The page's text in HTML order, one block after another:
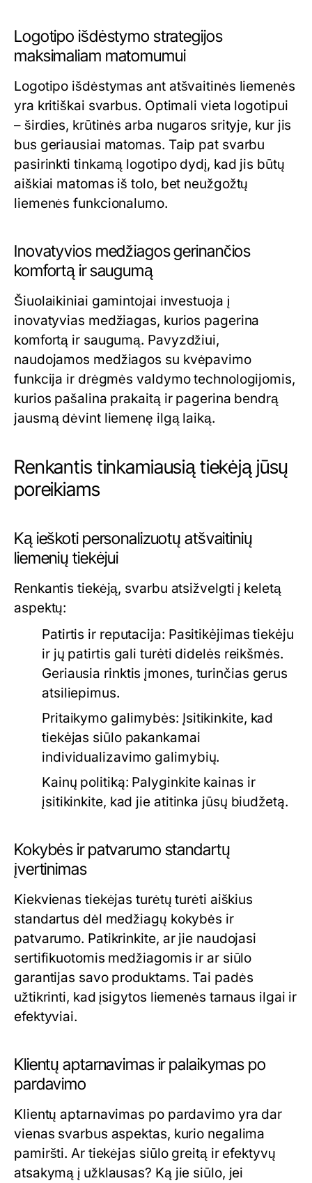
Logotipo išdėstymo strategijos
maksimaliam matomumui
Logotipo išdėstymas ant atšvaitinės liemenės
yra kritiškai svarbus. Optimali vieta logotipui
– širdies, krūtinės arba nugaros srityje, kur jis
bus geriausiai matomas. Taip pat svarbu
pasirinkti tinkamą logotipo dydį, kad jis būtų
aiškiai matomas iš tolo, bet neužgožtų
liemenės funkcionalumo.
Inovatyvios medžiagos gerinančios
komfortą ir saugumą
Šiuolaikiniai gamintojai investuoja į
inovatyvias medžiagas, kurios pagerina
komfortą ir saugumą. Pavyzdžiui,
naudojamos medžiagos su kvėpavimo
funkcija ir drėgmės valdymo technologijomis,
kurios pašalina prakaitą ir pagerina bendrą
jausmą dėvint liemenę ilgą laiką.
Renkantis tinkamiausią tiekėją jūsų
poreikiams
Ką ieškoti personalizuotų atšvaitinių
liemenių tiekėjui
Renkantis tiekėją, svarbu atsižvelgti į keletą
aspektų:
Patirtis ir reputacija: Pasitikėjimas tiekėju
ir jų patirtis gali turėti didelės reikšmės.
Geriausia rinktis įmones, turinčias gerus
atsiliepimus.
Pritaikymo galimybės: Įsitikinkite, kad
tiekėjas siūlo pakankamai
individualizavimo galimybių.
Kainų politiką: Palyginkite kainas ir
įsitikinkite, kad jie atitinka jūsų biudžetą.
Kokybės ir patvarumo standartų
įvertinimas
Kiekvienas tiekėjas turėtų turėti aiškius
standartus dėl medžiagų kokybės ir
patvarumo. Patikrinkite, ar jie naudojasi
sertifikuotomis medžiagomis ir ar siūlo
garantijas savo produktams. Tai padės
užtikrinti, kad įsigytos liemenės tarnaus ilgai ir
efektyviai.
Klientų aptarnavimas ir palaikymas po
pardavimo
Klientų aptarnavimas po pardavimo yra dar
vienas svarbus aspektas, kurio negalima
pamiršti. Ar tiekėjas siūlo greitą ir efektyvų
atsakymą į užklausas? Ką jie siūlo, jei